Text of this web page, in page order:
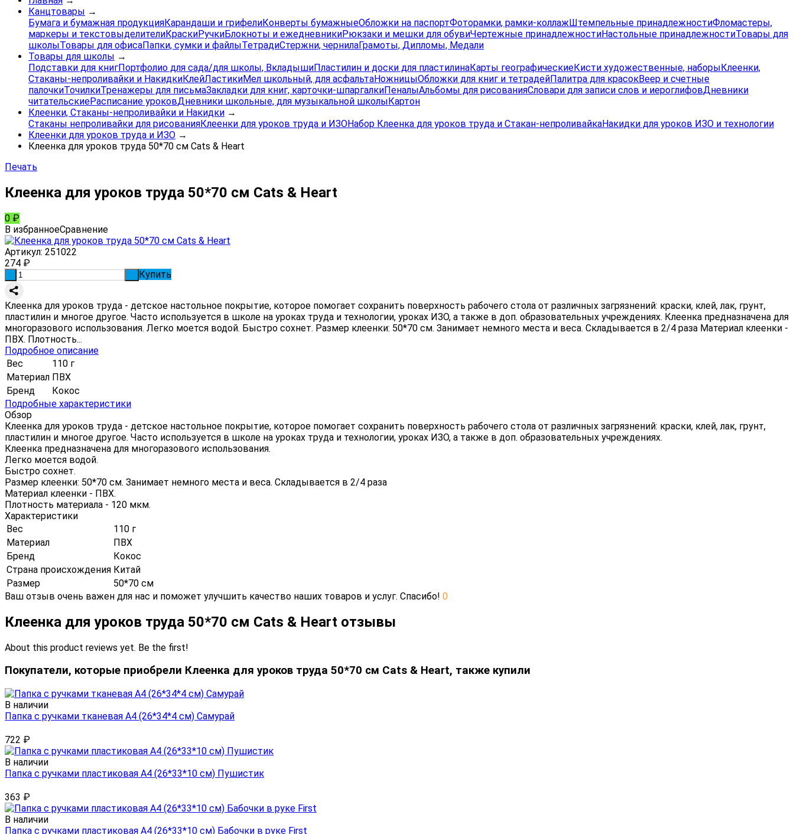
Канцтовары →
Бумага и бумажная продукцияКарандаши и грифелиКонверты бумажныеОбложки на паспортФоторамки, рамки-коллажШтемпельные принадлежностиФломастеры,
маркеры и текстовыделителиКраскиРучкиБлокноты и ежедневникиРюкзаки и мешки для обувиЧертежные принадлежностиНастольные принадлежностиТовары для
школыТовары для офисаПапки, сумки и файлыТетрадиСтержни, чернилаГрамоты, Дипломы, Медали
Товары для школы →
Подставки для книгПортфолио для сада/для школы, ВкладышиПластилин и доски для пластилинаКарты географическиеКисти художественные, наборыКлеенки,
Стаканы-непроливайки и НакидкиКлейЛастикиМел школьный, для асфальтаНожницыОбложки для книг и тетрадейПалитра для красокВеер и счетные
палочкиТочилкиТренажеры для письмаЗакладки для книг, карточки-шпаргалкиПеналыАльбомы для рисованияСловари для записи слов и иероглифовДневники
читательскиеРасписание уроковДневники школьные, для музыкальной школыКартон
Клеенки, Стаканы-непроливайки и Накидки →
Стаканы непроливайки для рисованияКлеенки для уроков труда и ИЗОНабор Клеенка для уроков труда и Стакан-непроливайкаНакидки для уроков ИЗО и технологии
Клеенки для уроков труда и ИЗО →
Клеенка для уроков труда 50*70 см Cats & Heart
Печать
Клеенка для уроков труда 50*70 см Cats & Heart
0 ₽
В избранноеСравнение
Артикул: 251022
274 ₽
Купить
Клеенка для уроков труда - детское настольное покрытие, которое помогает сохранить поверхность рабочего стола от различных загрязнений: краски, клей, лак, грунт,
пластилин и многое другое. Часто используется в школе на уроках труда и технологии, уроках ИЗО, а также в доп. образовательных учреждениях. Клеенка предназначена для
многоразового использования. Легко моется водой. Быстро сохнет. Размер клеенки: 50*70 см. Занимает немного места и веса. Складывается в 2/4 раза Материал клеенки -
ПВХ. Плотность...
Подробное описание
Вес
110 г
Материал ПВХ
Бренд
Кокос
Подробные характеристики
Обзор
Клеенка для уроков труда - детское настольное покрытие, которое помогает сохранить поверхность рабочего стола от различных загрязнений: краски, клей, лак, грунт,
пластилин и многое другое. Часто используется в школе на уроках труда и технологии, уроках ИЗО, а также в доп. образовательных учреждениях.
Клеенка предназначена для многоразового использования.
Легко моется водой.
Быстро сохнет.
Размер клеенки: 50*70 см. Занимает немного места и веса. Складывается в 2/4 раза
Материал клеенки - ПВХ.
Плотность материала - 120 мкм.
Характеристики
Вес
110 г
Материал
ПВХ
Бренд
Кокос
Страна происхождения Китай
Размер
50*70 см
Ваш отзыв очень важен для нас и поможет улучшить качество наших товаров и услуг. Спасибо! 0
Клеенка для уроков труда 50*70 см Cats & Heart отзывы
About this product reviews yet. Be the first!
Покупатели, которые приобрели Клеенка для уроков труда 50*70 см Cats & Heart, также купили
В наличии
Папка с ручками тканевая А4 (26*34*4 см) Самурай
722 ₽
В наличии
Папка с ручками пластиковая А4 (26*33*10 см) Пушистик
363 ₽
В наличии
Папка с ручками пластиковая А4 (26*33*10 см) Бабочки в руке First